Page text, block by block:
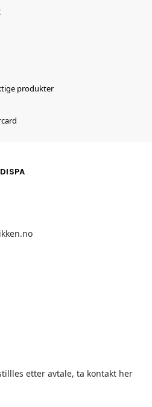
produkter
etter avtale, ta kontakt her